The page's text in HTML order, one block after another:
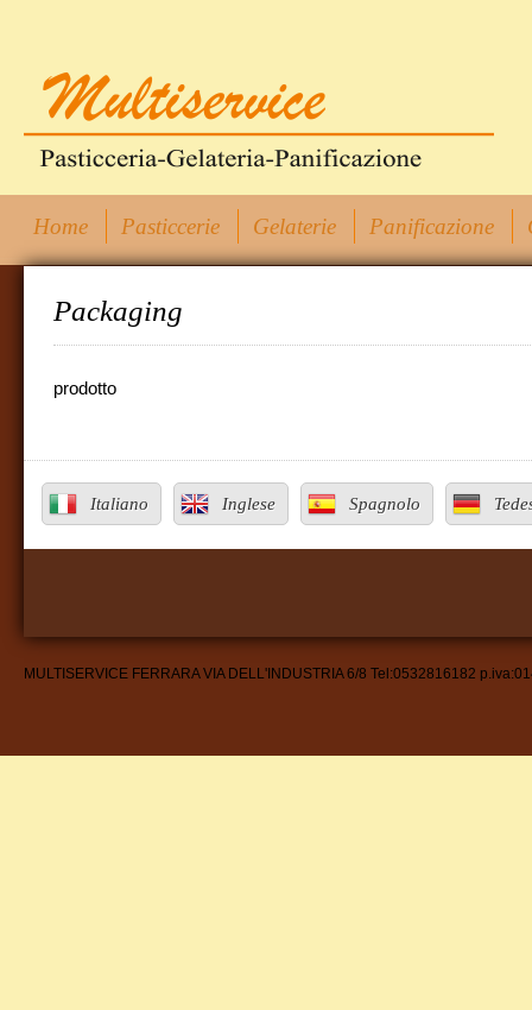
Home Pasticcerie Gelaterie Panificazione
Packaging
prodotto
Italiano Inglese Spagnolo
MULTISERVICE FERRARA VIA DELL'INDUSTRIA 6/8 Tel:0532816182